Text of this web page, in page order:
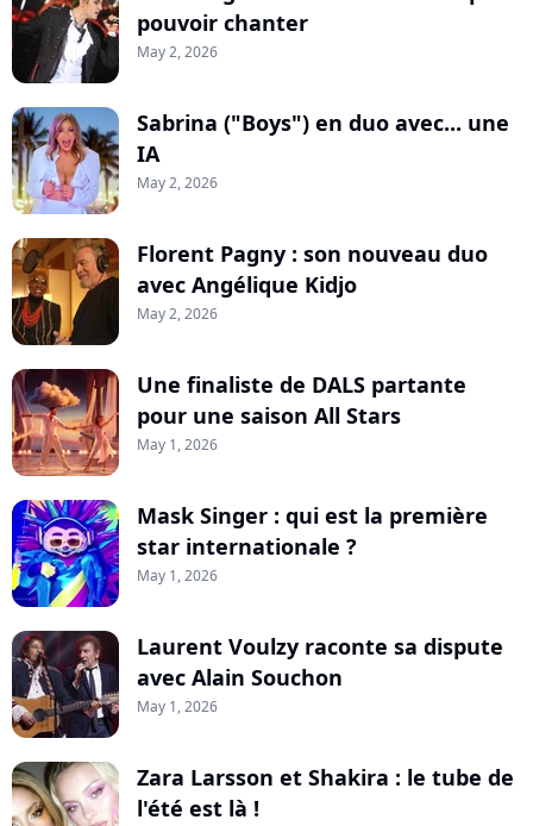
pouvoir chanter
May 2, 2026
Sabrina ("Boys") en duo avec... une
IA
May 2, 2026
Florent Pagny : son nouveau duo
avec Angélique Kidjo
May 2, 2026
Une finaliste de DALS partante
pour une saison All Stars
May 1, 2026
Mask Singer : qui est la première
star internationale ?
May 1, 2026
Laurent Voulzy raconte sa dispute
avec Alain Souchon
May 1, 2026
Zara Larsson et Shakira : le tube de
l'été est là !